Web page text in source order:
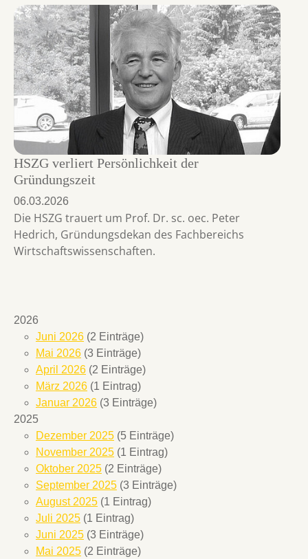
HSZG verliert Persönlichkeit der
Gründungszeit
06.03.2026
Die HSZG trauert um Prof. Dr. sc. oec. Peter
Hedrich, Gründungsdekan des Fachbereichs
Wirtschaftswissenschaften.
2026
Juni 2026 (2 Einträge)
Mai 2026 (3 Einträge)
April 2026 (2 Einträge)
März 2026 (1 Eintrag)
Januar 2026 (3 Einträge)
2025
Dezember 2025 (5 Einträge)
November 2025 (1 Eintrag)
Oktober 2025 (2 Einträge)
September 2025 (3 Einträge)
August 2025 (1 Eintrag)
Juli 2025 (1 Eintrag)
Juni 2025 (3 Einträge)
Mai 2025 (2 Einträge)